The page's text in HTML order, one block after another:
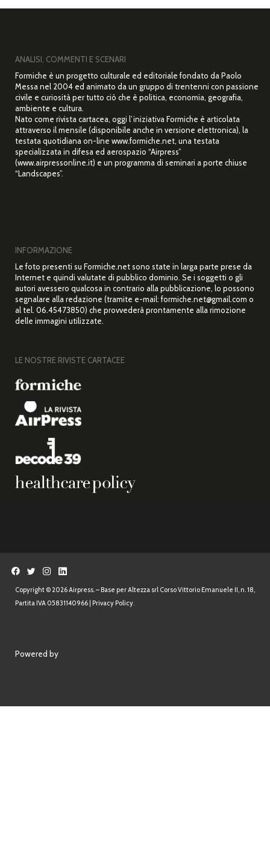
ANALISI, COMMENTI E SCENARI
Formiche è un progetto culturale ed editoriale fondato da Paolo
Messa nel 2004 ed animato da un gruppo di trentenni con passione
civile e curiosità per tutto ciò che è politica, economia, geografia,
ambiente e cultura.
Nato come rivista cartacea, oggi l’iniziativa Formiche è articolata
attraverso il mensile (disponibile anche in versione elettronica), la
testata quotidiana on-line www.formiche.net, una testata
specializzata in difesa ed aerospazio “Airpress”
(www.airpressonline.it) e un programma di seminari a porte chiuse
“Landscapes”.
INFORMAZIONE
Le foto presenti su Formiche.net sono state in larga parte prese da
Internet e quindi valutate di pubblico dominio. Se i soggetti o gli
autori avessero qualcosa in contrario alla pubblicazione, lo possono
segnalare alla redazione (tramite e-mail: formiche.net@gmail.com o
al tel. 06.45473850) che provvederà prontamente alla rimozione
delle immagini utilizzate.
LE NOSTRE RIVISTE CARTACEE
Copyright © 2026 Airpress. – Base per Altezza srl Corso Vittorio Emanuele II, n. 18,
Partita IVA 05831140966 | Privacy Policy.
Powered by